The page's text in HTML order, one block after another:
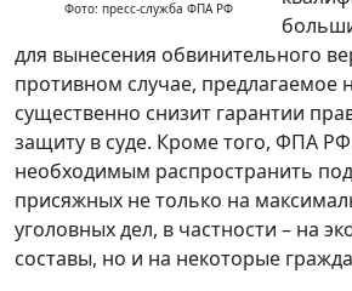
Фото: пресс-служба ФПА РФ
для вынесения обвинительного
противном случае, предлагаемое
существенно снизит гарантии
защиту в суде. Кроме того, ФПА РФ
необходимым распространить
присяжных не только на
уголовных дел, в частности – на
составы, но и на некоторые